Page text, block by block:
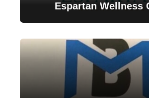
Espartan Wellness